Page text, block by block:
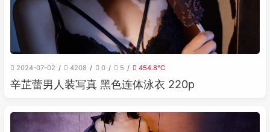
2024-07-02 4208 0 5 454.8℃
辛芷蕾男人装写真 黑色连体泳衣 220p